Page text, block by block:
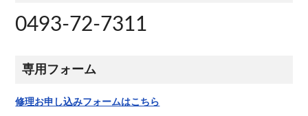
0493-72-7311
専用フォーム
修理お申し込みフォームはこちら